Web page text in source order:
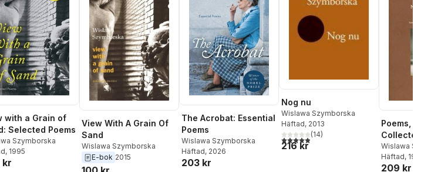
with a Grain of
Selected Poems
Szymborska
, 1995
kr
View With A Grain Of
Sand
Wislawa Szymborska
E-bok 2015
The Acrobat: Essential
Poems
Wislawa Szymborska
Häftad, 2026
203 kr
Nog nu
Wislawa Szymborska
Häftad, 2013
4,9utav 5 stjärnor. Totalt antal röster:
(14)
216 kr
Poems, New
Collected
Wislawa
Häftad, 1999
209 kr